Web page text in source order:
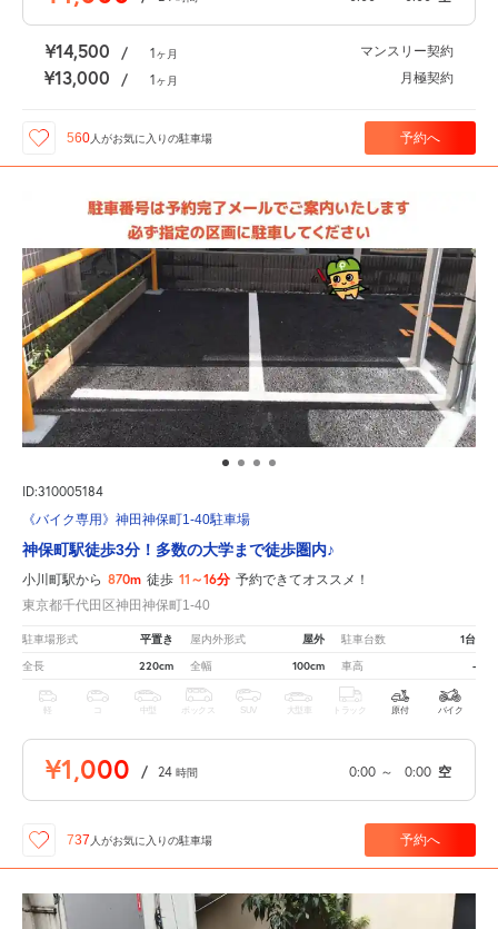
¥14,500 / 1ヶ月 マンスリー契約
¥13,000 / 1ヶ月 月極契約
560 人がお気に入りの駐車場 予約へ
ID:310005184
《バイク専用》神田神保町1-40駐車場
神保町駅徒歩3分！多数の大学まで徒歩圏内♪
小川町駅から 870m 徒歩 11～16分 予約できてオススメ！
東京都千代田区神田神保町1-40
駐車場形式 平置き 屋内外形式 屋外 駐車台数 1台
全長 220cm 全幅 100cm 車高 -
軽 中型 ボックス SUV 大型車 トラック 原付 バイク
¥1,000 / 24 時間 0:00 ～ 0:00 空
737 人がお気に入りの駐車場 予約へ